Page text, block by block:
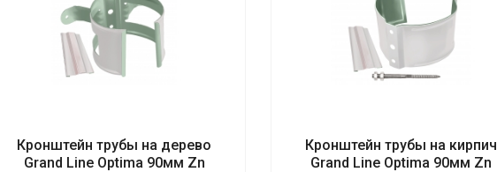
Кронштейн трубы на дерево
Grand Line Optima 90мм Zn
Кронштейн трубы на кирпич
Grand Line Optima 90мм Zn